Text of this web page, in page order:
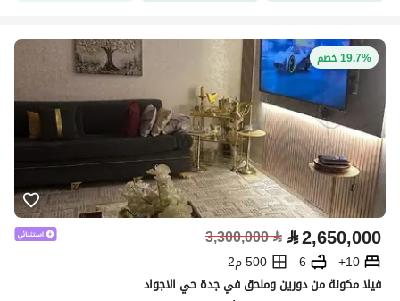
19.7% خصم
⃁2,650,000
⃁
3,300,000
10+
6
500 م2
فيلا مكونة من دورين وملحق في جدة حي الاجواد